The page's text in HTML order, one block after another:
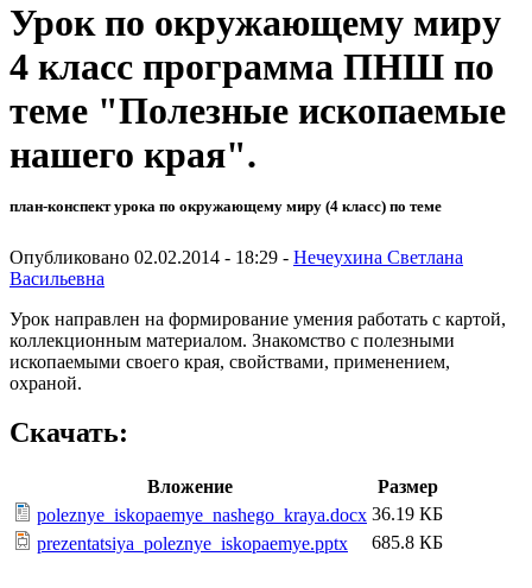
Урок по окружающему миру
4 класс программа ПНШ по
теме "Полезные ископаемые
нашего края".
план-конспект урока по окружающему миру (4 класс) по теме
Опубликовано 02.02.2014 - 18:29 - Нечеухина Светлана
Васильевна
Урок направлен на формирование умения работать с картой,
коллекционным материалом. Знакомство с полезными
ископаемыми своего края, свойствами, применением,
охраной.
Скачать:
Вложение
Размер
poleznye_iskopaemye_nashego_kraya.docx 36.19 КБ
prezentatsiya_poleznye_iskopaemye.pptx
685.8 КБ